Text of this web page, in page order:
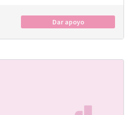
Dar apoyo